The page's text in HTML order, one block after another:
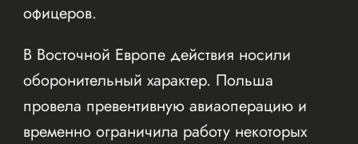
офицеров.
В Восточной Европе действия носили
оборонительный характер. Польша
провела превентивную авиаоперацию и
временно ограничила работу некоторых